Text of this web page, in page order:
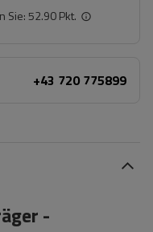
Sie:52.90 Pkt.
+43 720 775899
-